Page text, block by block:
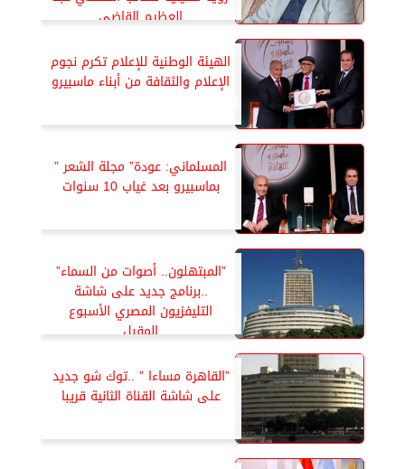
العظيم القاضى
الهيئة الوطنية للإعلام تكرم نجوم
الإعلام والثقافة من أبناء ماسبيرو
المسلماني: عودة” مجلة الشعر ”
بماسبيرو بعد غياب 10 سنوات
”المبتهلون.. أصوات من السماء”
..برنامج جديد على شاشة
التليفزيون المصري الأسبوع
المقبل
”القاهرة مساءا ” ..توك شو جديد
على شاشة القناة الثانية قريبا